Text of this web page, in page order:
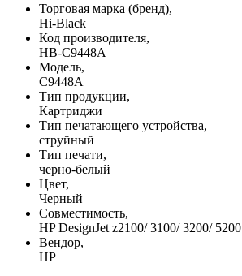
Торговая марка (бренд),
Hi-Black
Код производителя,
HB-C9448A
Модель,
C9448A
Тип продукции,
Картриджи
Тип печатающего устройства,
струйный
Тип печати,
черно-белый
Цвет,
Черный
Совместимость,
HP DesignJet z2100/ 3100/ 3200/ 5200
Вендор,
HP